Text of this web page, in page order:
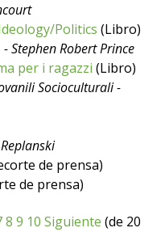
Politics (Libro)
- Stephen Robert Prince
per i ragazzi (Libro)
Socioculturali -
de prensa)
de prensa)
8 9 10 Siguiente (de 20